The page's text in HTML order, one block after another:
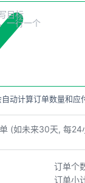
动计算订单数量和应
(如未来30天, 每24
订单个
订单小